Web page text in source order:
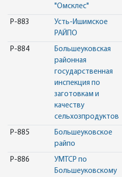
"Омсклес"
Р-883
Усть-Ишимское
РАЙПО
Р-884
Большеуковская
районная
государственная
инспекция по
заготовкам и
качеству
сельхозпродуктов
Р-885
Большеуковское
райпо
Р-886
УМТСР по
Большеуковскому